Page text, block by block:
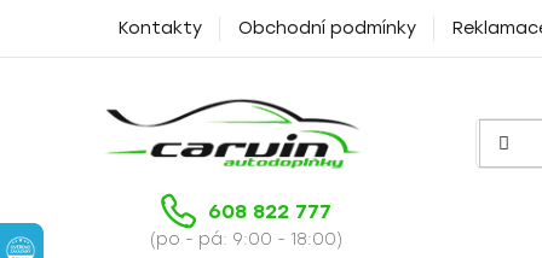
Kontakty Obchodní podmínky
608 822 777
(po - pá: 9:00 - 18:00)